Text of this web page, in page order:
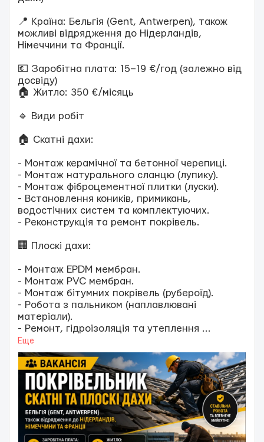
📍 Країна: Бельгія (Gent, Antwerpen), також
можливі відрядження до Нідерландів,
Німеччини та Франції.
💶 Заробітна плата: 15–19 €/год (залежно від
досвіду)
🏠 Житло: 350 €/місяць
🔹 Види робіт
🏠 Скатні дахи:
- Монтаж керамічної та бетонної черепиці.
- Монтаж натурального сланцю (лупику).
- Монтаж фіброцементної плитки (луски).
- Встановлення коників, примикань,
водостічних систем та комплектуючих.
- Реконструкція та ремонт покрівель.
🏢 Плоскі дахи:
- Монтаж EPDM мембран.
- Монтаж PVC мембран.
- Монтаж бітумних покрівель (рубероїд).
- Робота з пальником (наплавлювані
матеріали).
- Ремонт, гідроізоляція та утеплення ...
Еще